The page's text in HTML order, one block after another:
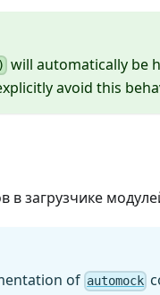
will automatically be
avoid this
в загрузчике
of automock